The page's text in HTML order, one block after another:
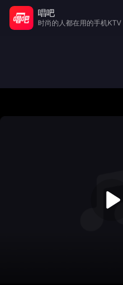
唱吧
时尚的人都在用的手机KTV